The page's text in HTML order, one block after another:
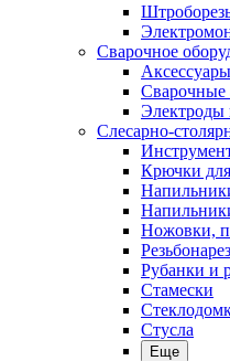
Сварочное
Сварочные
Электроды
Слесарно-
Крючки
Ножовки,
Рубанки и
Стамески
Стусла
Еще